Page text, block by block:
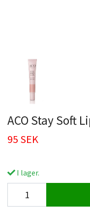
ACO Stay Soft
95 SEK
I lager.